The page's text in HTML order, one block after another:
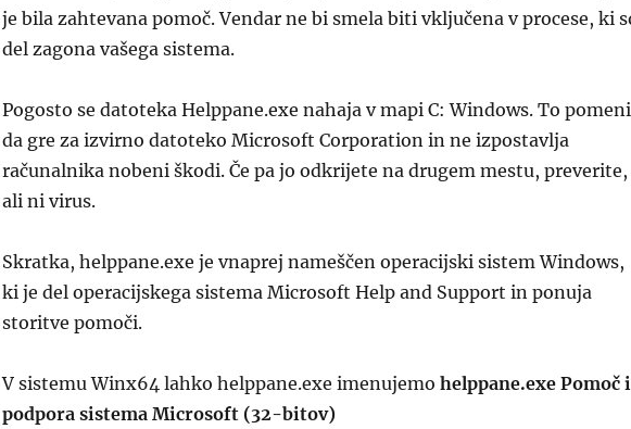
je bila zahtevana pomoč. Vendar ne bi smela biti vključena v procese, ki
del zagona vašega sistema.
Pogosto se datoteka Helppane.exe nahaja v mapi C: Windows. To
da gre za izvirno datoteko Microsoft Corporation in ne izpostavlja
računalnika nobeni škodi. Če pa jo odkrijete na drugem mestu, preverite,
ali ni virus.
Skratka, helppane.exe je vnaprej nameščen operacijski sistem Windows,
ki je del operacijskega sistema Microsoft Help and Support in ponuja
storitve pomoči.
V sistemu Winx64 lahko helppane.exe imenujemo helppane.exe Pomoč
podpora sistema Microsoft (32-bitov)